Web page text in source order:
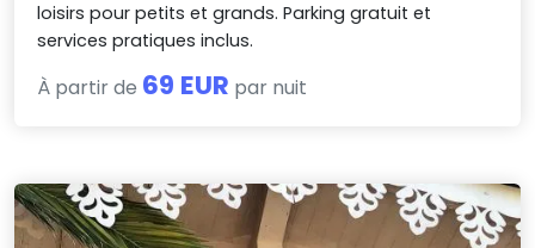
loisirs pour petits et grands. Parking gratuit et
services pratiques inclus.
À partir de 69 EUR par nuit